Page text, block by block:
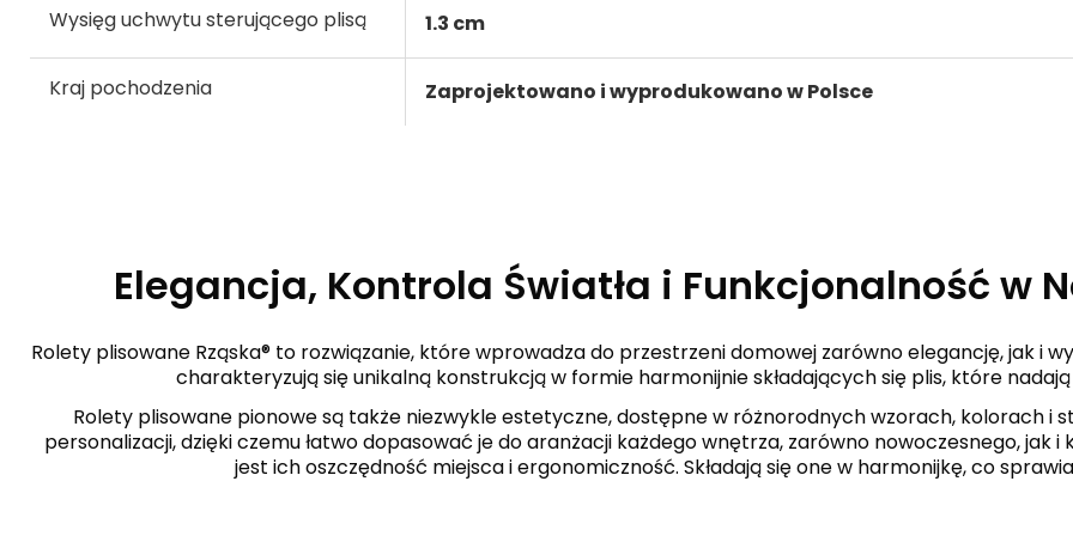
Wysięg uchwytu sterującego plisą 1.3 cm
Kraj pochodzenia Zaprojektowano i wyprodukowano w Polsce
Elegancja, Kontrola Światła i Funkcjonalność w
Rolety plisowane Rząska® to rozwiązanie, które wprowadza do przestrzeni domowej zarówno elegancję, jak i
charakteryzują się unikalną konstrukcją w formie harmonijnie składających się plis, które
Rolety plisowane pionowe są także niezwykle estetyczne, dostępne w różnorodnych wzorach, kolorach i
personalizacji, dzięki czemu łatwo dopasować je do aranżacji każdego wnętrza, zarówno nowoczesnego,
jest ich oszczędność miejsca i ergonomiczność. Składają się one w harmonijkę, co